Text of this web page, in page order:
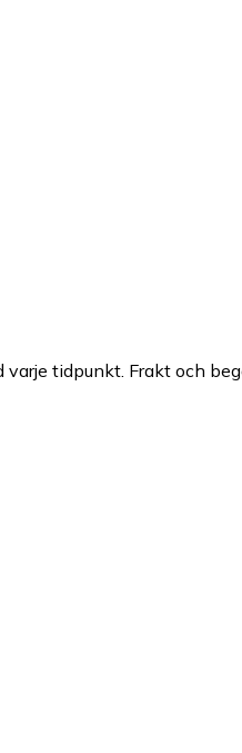
tidpunkt. Frakt och